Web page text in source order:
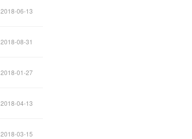
2018-06-13
2018-08-31
2018-01-27
2018-04-13
2018-03-15